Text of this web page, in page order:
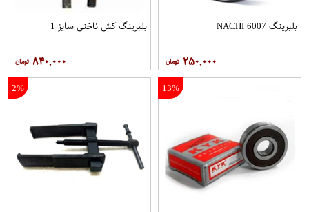
بلبرینگ 6007 NACHI
۲۵۰,۰۰۰
بلبرینگ کش ناخنی سایز 1
۸۴۰,۰۰۰
13%
2%